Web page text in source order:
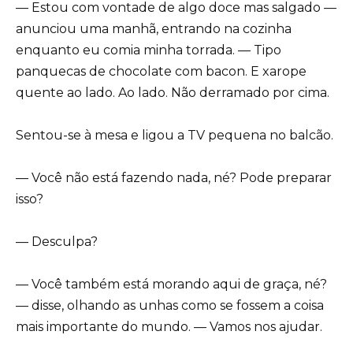
— Estou com vontade de algo doce mas salgado —
anunciou uma manhã, entrando na cozinha
enquanto eu comia minha torrada. — Tipo
panquecas de chocolate com bacon. E xarope
quente ao lado. Ao lado. Não derramado por cima.
Sentou-se à mesa e ligou a TV pequena no balcão.
— Você não está fazendo nada, né? Pode preparar
isso?
— Desculpa?
— Você também está morando aqui de graça, né?
— disse, olhando as unhas como se fossem a coisa
mais importante do mundo. — Vamos nos ajudar.